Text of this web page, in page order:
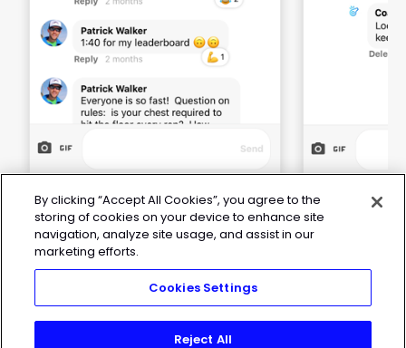
By clicking “Accept All Cookies”, you agree to the
storing of cookies on your device to enhance site
navigation, analyze site usage, and assist in our
marketing efforts.
Cookies Settings
Reject All